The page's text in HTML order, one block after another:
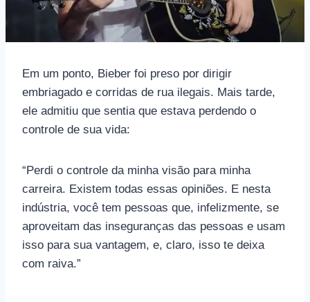
Em um ponto, Bieber foi preso por dirigir
embriagado e corridas de rua ilegais. Mais tarde,
ele admitiu que sentia que estava perdendo o
controle de sua vida:
“Perdi o controle da minha visão para minha
carreira. Existem todas essas opiniões. E nesta
indústria, você tem pessoas que, infelizmente, se
aproveitam das inseguranças das pessoas e usam
isso para sua vantagem, e, claro, isso te deixa
com raiva.”